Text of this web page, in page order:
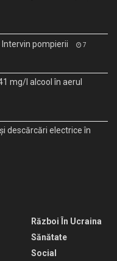
Intervin pompierii 7
mg/l alcool în aerul
descărcări electrice în
Război În Ucraina
Sănătate
Social